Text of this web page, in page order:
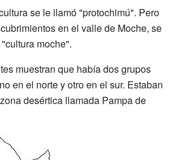
se le llamó "protochimú". Pero
en el valle de Moche, se
moche".
muestran que había dos grupos
en el norte y otro en el sur. Estaban
desértica llamada Pampa de